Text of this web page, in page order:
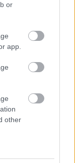
or
app.
other